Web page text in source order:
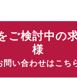
ご検討中の
様
問い合わせはこち